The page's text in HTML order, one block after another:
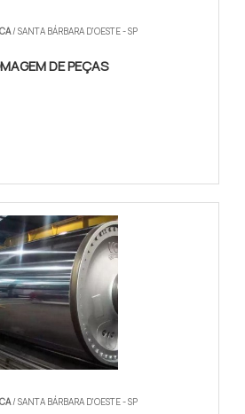
/ SANTA BÁRBARA D'OESTE - SP
DE PEÇAS
/ SANTA BÁRBARA D'OESTE - SP